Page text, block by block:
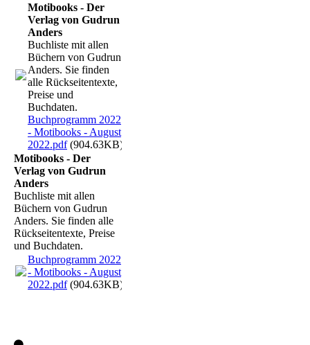
Motibooks - Der
Verlag von Gudrun
Anders
Buchliste mit allen
Büchern von Gudrun
Anders. Sie finden
alle Rückseitentexte,
Preise und
Buchdaten.
Buchprogramm 2022
- Motibooks - August
2022.pdf(904.63KB)
Motibooks - Der
Verlag von Gudrun
Anders
Buchliste mit allen
Büchern von Gudrun
Anders. Sie finden alle
Rückseitentexte, Preise
und Buchdaten.
Buchprogramm 2022
- Motibooks - August
2022.pdf(904.63KB)